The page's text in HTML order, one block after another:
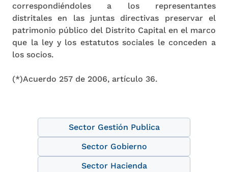
correspondiéndoles a los representantes
distritales en las juntas directivas preservar el
patrimonio público del Distrito Capital en el marco
que la ley y los estatutos sociales le conceden a
los socios.
(*)Acuerdo 257 de 2006, artículo 36.
Sector Gestión Publica
Sector Gobierno
Sector Hacienda